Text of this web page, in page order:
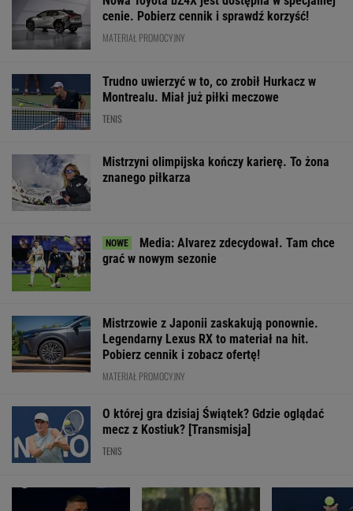
cenie. Pobierz cennik i sprawdź korzyść!
MATERIAŁ PROMOCYJNY
Trudno uwierzyć w to, co zrobił Hurkacz w
Montrealu. Miał już piłki meczowe
TENIS
Mistrzyni olimpijska kończy karierę. To żona
znanego piłkarza
Media: Alvarez zdecydował. Tam chce
grać w nowym sezonie
Mistrzowie z Japonii zaskakują ponownie.
Legendarny Lexus RX to materiał na hit.
Pobierz cennik i zobacz ofertę!
MATERIAŁ PROMOCYJNY
O której gra dzisiaj Świątek? Gdzie oglądać
mecz z Kostiuk? [Transmisja]
TENIS